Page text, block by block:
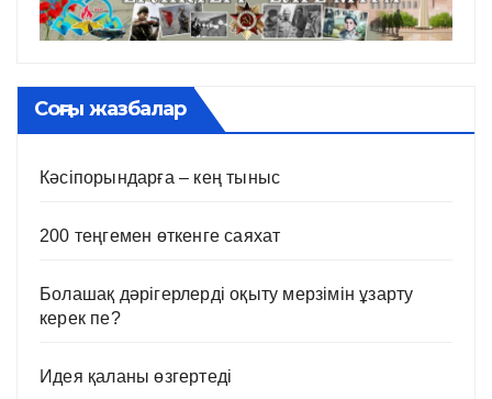
Соңғы жазбалар
Кәсіпорындарға – кең тыныс
200 теңгемен өткенге саяхат
Болашақ дәрігерлерді оқыту мерзімін ұзарту
керек пе?
Идея қаланы өзгертеді